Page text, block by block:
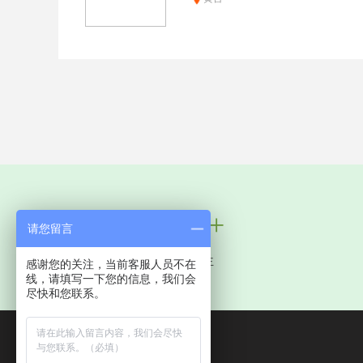
100万+
服务中国业主
全国统一电话：
请您留言
感谢您的关注，当前客服人员不在
线，请填写一下您的信息，我们会
尽快和您联系。